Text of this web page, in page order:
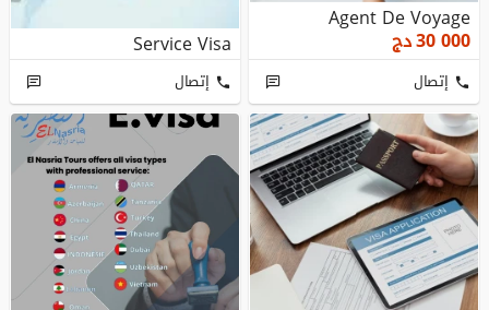
Agent De Voyage
30 000دج
إتصال
Service Visa
إتصال